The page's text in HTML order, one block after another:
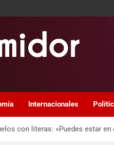
Internacionales
con literas: «Puedes estar